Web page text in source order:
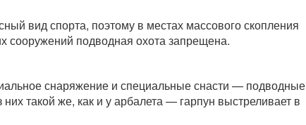
вид спорта, поэтому в местах массового скопления
сооружений подводная охота запрещена.
снаряжение и специальные снасти — подводные
такой же, как и у арбалета — гарпун выстреливает в